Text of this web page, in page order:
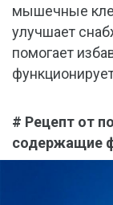
мышечные
улучшает
помогает
# Рецепт от
содержащие